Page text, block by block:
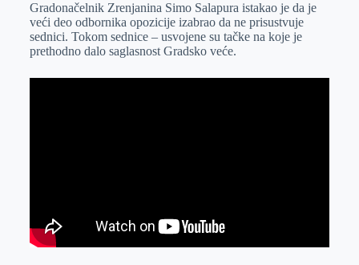
Gradonačelnik Zrenjanina Simo Salapura istakao je da je
veći deo odbornika opozicije izabrao da ne prisustvuje
sednici. Tokom sednice – usvojene su tačke na koje je
prethodno dalo saglasnost Gradsko veće.